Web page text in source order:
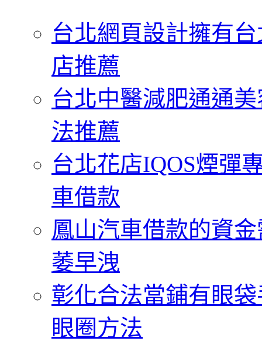
台北網頁設計擁有
店推薦
台北中醫減肥通通
法推薦
台北花店IQOS煙彈
車借款
鳳山汽車借款的資
萎早洩
彰化合法當鋪有眼
眼圈方法